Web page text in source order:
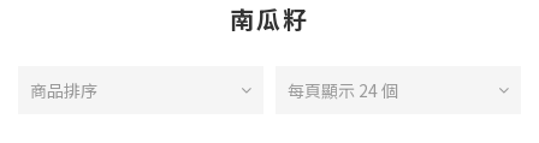
南瓜籽
商品排序 每頁顯示 24 個